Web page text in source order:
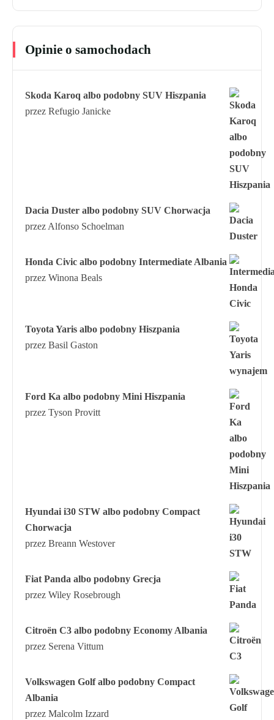
Opinie o samochodach
Skoda Karoq albo podobny SUV Hiszpania
przez Refugio Janicke
Dacia Duster albo podobny SUV Chorwacja
przez Alfonso Schoelman
Honda Civic albo podobny Intermediate Albania
przez Winona Beals
Toyota Yaris albo podobny Hiszpania
przez Basil Gaston
Ford Ka albo podobny Mini Hiszpania
przez Tyson Provitt
Hyundai i30 STW albo podobny Compact
Chorwacja
przez Breann Westover
Fiat Panda albo podobny Grecja
przez Wiley Rosebrough
Citroën C3 albo podobny Economy Albania
przez Serena Vittum
Volkswagen Golf albo podobny Compact
Albania
przez Malcolm Izzard